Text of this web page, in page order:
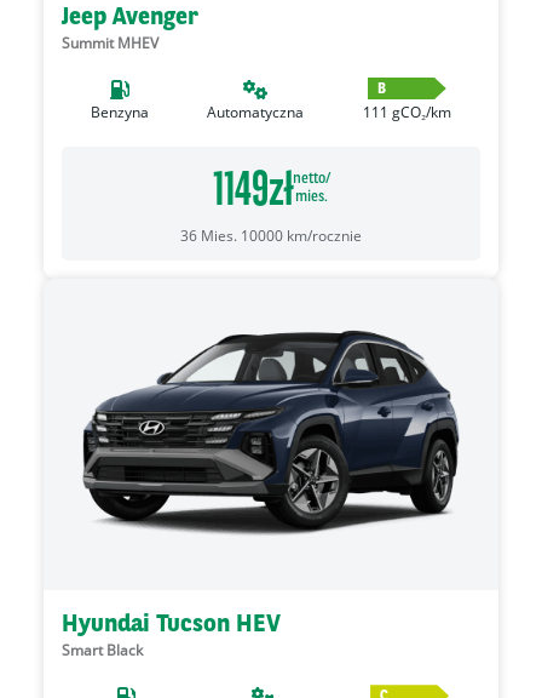
Jeep Avenger
Summit MHEV
Benzyna Automatyczna
B
111 gCO₂/km
1149złnetto/
mies.
36 Mies. 10000 km/rocznie
Hyundai Tucson HEV
Smart Black